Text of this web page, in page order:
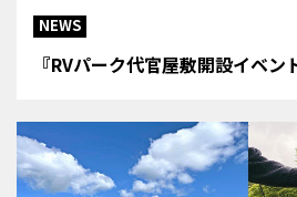
NEWS
『RVパーク代官屋敷開設イベン